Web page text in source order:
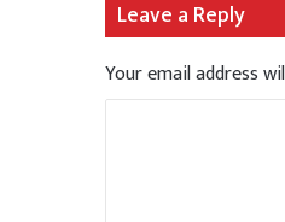
Leave a Reply
Your email address